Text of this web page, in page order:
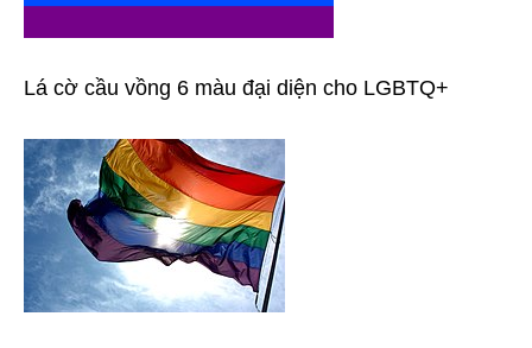
Lá cờ cầu vồng 6 màu đại diện cho LGBTQ+